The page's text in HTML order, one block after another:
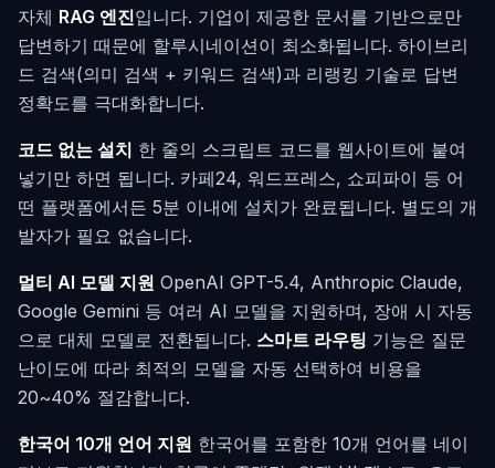
자체 RAG 엔진입니다. 기업이 제공한 문서를 기반으로만
답변하기 때문에 할루시네이션이 최소화됩니다. 하이브리
드 검색(의미 검색 + 키워드 검색)과 리랭킹 기술로 답변
정확도를 극대화합니다.
코드 없는 설치 한 줄의 스크립트 코드를 웹사이트에 붙여
넣기만 하면 됩니다. 카페24, 워드프레스, 쇼피파이 등 어
떤 플랫폼에서든 5분 이내에 설치가 완료됩니다. 별도의 개
발자가 필요 없습니다.
멀티 AI 모델 지원 OpenAI GPT-5.4, Anthropic Claude,
Google Gemini 등 여러 AI 모델을 지원하며, 장애 시 자동
으로 대체 모델로 전환됩니다. 스마트 라우팅 기능은 질문
난이도에 따라 최적의 모델을 자동 선택하여 비용을
20~40% 절감합니다.
한국어 10개 언어 지원 한국어를 포함한 10개 언어를 네이